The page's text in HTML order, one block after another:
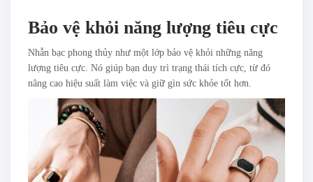
Bảo vệ khỏi năng lượng tiêu cực
Nhẫn bạc phong thủy như một lớp bảo vệ khỏi những năng
lượng tiêu cực. Nó giúp bạn duy trì trạng thái tích cực, từ đó
nâng cao hiệu suất làm việc và giữ gìn sức khỏe tốt hơn.